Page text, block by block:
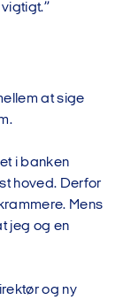
at sige
i banken
hoved. Derfor
Mens
jeg og en
og ny